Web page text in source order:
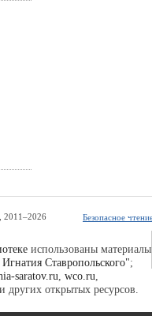
, 2011–2026 Безопасное
использованы материалы
Ставропольского";
saratov.ru wco.ru
и других открытых ресурсов.